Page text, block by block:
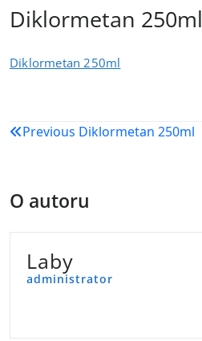
Diklormetan 250ml
Diklormetan 250ml
Navigacija
Previous Diklormetan 250ml
O autoru
Laby
administrator